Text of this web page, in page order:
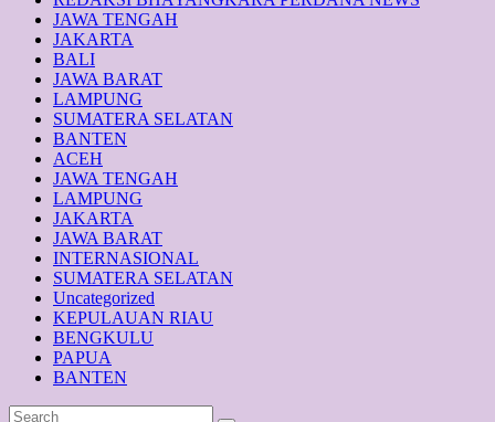
JAWA TENGAH
JAKARTA
BALI
JAWA BARAT
LAMPUNG
SUMATERA SELATAN
BANTEN
ACEH
JAWA TENGAH
LAMPUNG
JAKARTA
JAWA BARAT
INTERNASIONAL
SUMATERA SELATAN
Uncategorized
KEPULAUAN RIAU
BENGKULU
PAPUA
BANTEN